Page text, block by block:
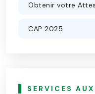
Obtenir votre
CAP 2025
SERVICES